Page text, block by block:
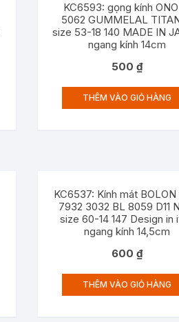
KC6593: gọng kính
5062 GUMMELAL
size 53-18 140 MADE IN
ngang kính 14cm
500₫
THÊM VÀO GIỎ HÀNG
KC6537: Kính mát BOLON
7932 3032 BL 8059 D11
size 60-14 147 Design in
ngang kính 14,5cm
600₫
THÊM VÀO GIỎ HÀNG